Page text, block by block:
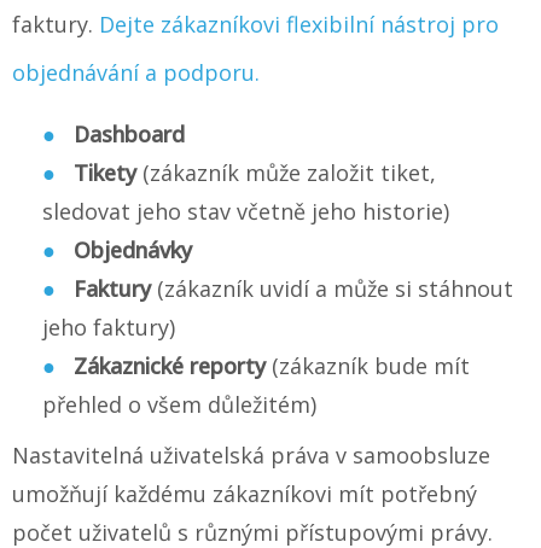
faktury. Dejte zákazníkovi flexibilní nástroj pro
objednávání a podporu.
Dashboard
Tikety(zákazník může založit tiket,
sledovat jeho stav včetně jeho historie)
Objednávky
Faktury(zákazník uvidí a může si stáhnout
jeho faktury)
Zákaznické reporty(zákazník bude mít
přehled o všem důležitém)
Nastavitelná uživatelská práva v samoobsluze
umožňují každému zákazníkovi mít potřebný
počet uživatelů s různými přístupovými právy.